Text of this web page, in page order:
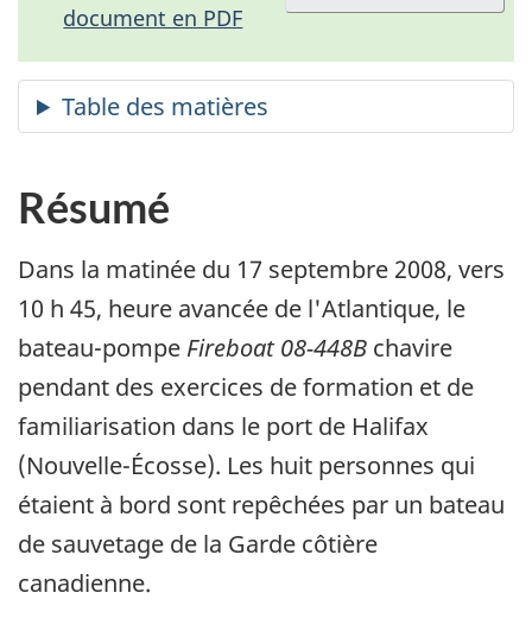
document en PDF
Résumé
Dans la matinée du 17 septembre 2008, vers
10 h 45, heure avancée de l'Atlantique, le
bateau-pompe Fireboat 08-448B chavire
pendant des exercices de formation et de
familiarisation dans le port de Halifax
(Nouvelle-Écosse). Les huit personnes qui
étaient à bord sont repêchées par un bateau
de sauvetage de la Garde côtière
canadienne.